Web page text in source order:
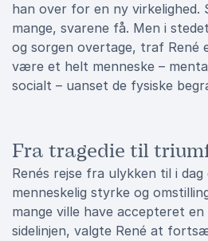
han over for en ny virkelighed.
mange, svarene få. Men i
og sorgen overtage, traf René
være et helt menneske –
socialt – uanset de fysiske
Fra tragedie til
Renés rejse fra ulykken til i
menneskelig styrke og
mange ville have accepteret
sidelinjen, valgte René at